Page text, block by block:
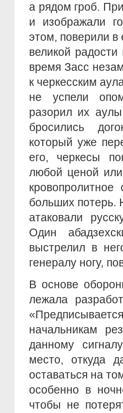
а рядом гроб.
и изображали
этом, поверили в
великой
время Засс
к черкесским
не успели
разорил их
бросились
который уже
его, черкесы
любой ценой
больших потерь.
атаковали
Один
выстрелил в
генералу ногу,
В основе
лежала
начальникам
данному
место, откуда
оставаться на
особенно в
чтобы не